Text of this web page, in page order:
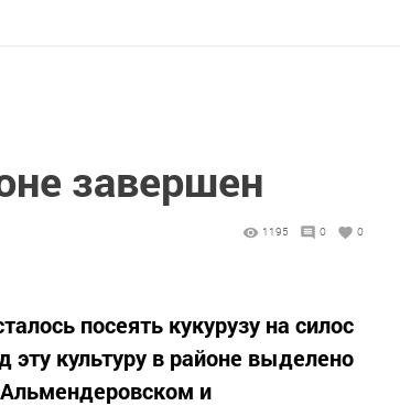
завершен
1195 0 0
посеять кукурузу на силос
эту культуру в районе выделено
и